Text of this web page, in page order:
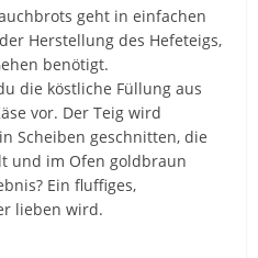
geht in einfachen
Herstellung des Hefeteigs,
benötigt.
die köstliche Füllung aus
vor. Der Teig wird
Scheiben geschnitten, die
und im Ofen goldbraun
Ein fluffiges,
lieben wird.